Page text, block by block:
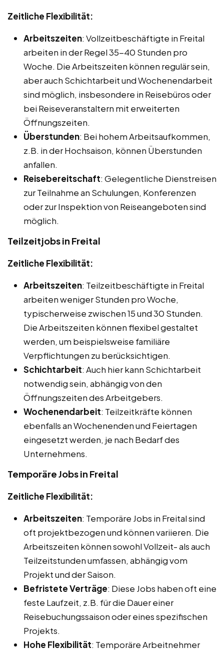
Zeitliche Flexibilität:
Arbeitszeiten: Vollzeitbeschäftigte in Freital
arbeiten in der Regel 35-40 Stunden pro
Woche. Die Arbeitszeiten können regulär sein,
aber auch Schichtarbeit und Wochenendarbeit
sind möglich, insbesondere in Reisebüros oder
bei Reiseveranstaltern mit erweiterten
Öffnungszeiten.
Überstunden: Bei hohem Arbeitsaufkommen,
z.B. in der Hochsaison, können Überstunden
anfallen.
Reisebereitschaft: Gelegentliche Dienstreisen
zur Teilnahme an Schulungen, Konferenzen
oder zur Inspektion von Reiseangeboten sind
möglich.
Teilzeitjobs in Freital
Zeitliche Flexibilität:
Arbeitszeiten: Teilzeitbeschäftigte in Freital
arbeiten weniger Stunden pro Woche,
typischerweise zwischen 15 und 30 Stunden.
Die Arbeitszeiten können flexibel gestaltet
werden, um beispielsweise familiäre
Verpflichtungen zu berücksichtigen.
Schichtarbeit: Auch hier kann Schichtarbeit
notwendig sein, abhängig von den
Öffnungszeiten des Arbeitgebers.
Wochenendarbeit: Teilzeitkräfte können
ebenfalls an Wochenenden und Feiertagen
eingesetzt werden, je nach Bedarf des
Unternehmens.
Temporäre Jobs in Freital
Zeitliche Flexibilität:
Arbeitszeiten: Temporäre Jobs in Freital sind
oft projektbezogen und können variieren. Die
Arbeitszeiten können sowohl Vollzeit- als auch
Teilzeitstunden umfassen, abhängig vom
Projekt und der Saison.
Befristete Verträge: Diese Jobs haben oft eine
feste Laufzeit, z.B. für die Dauer einer
Reisebuchungssaison oder eines spezifischen
Projekts.
Hohe Flexibilität: Temporäre Arbeitnehmer